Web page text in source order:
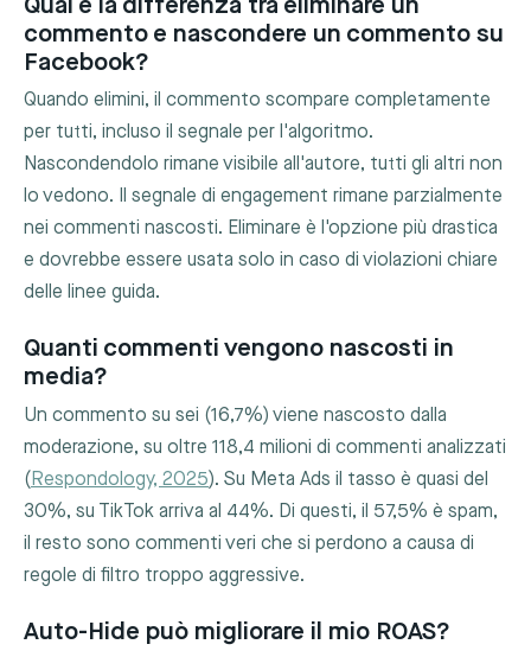
commento e nascondere un commento su
Facebook?
Quando elimini, il commento scompare completamente
per tutti, incluso il segnale per l'algoritmo.
Nascondendolo rimane visibile all'autore, tutti gli altri non
lo vedono. Il segnale di engagement rimane parzialmente
nei commenti nascosti. Eliminare è l'opzione più drastica
e dovrebbe essere usata solo in caso di violazioni chiare
delle linee guida.
Quanti commenti vengono nascosti in
media?
Un commento su sei (16,7%) viene nascosto dalla
moderazione, su oltre 118,4 milioni di commenti analizzati
(Respondology, 2025). Su Meta Ads il tasso è quasi del
30%, su TikTok arriva al 44%. Di questi, il 57,5% è spam,
il resto sono commenti veri che si perdono a causa di
regole di filtro troppo aggressive.
Auto-Hide può migliorare il mio ROAS?